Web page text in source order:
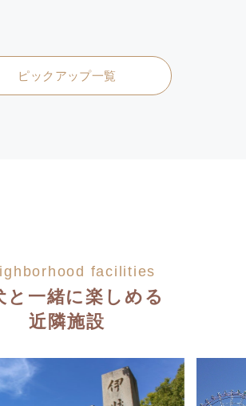
ピックアップ一覧
facilities
と一緒に楽しめる
近隣施設